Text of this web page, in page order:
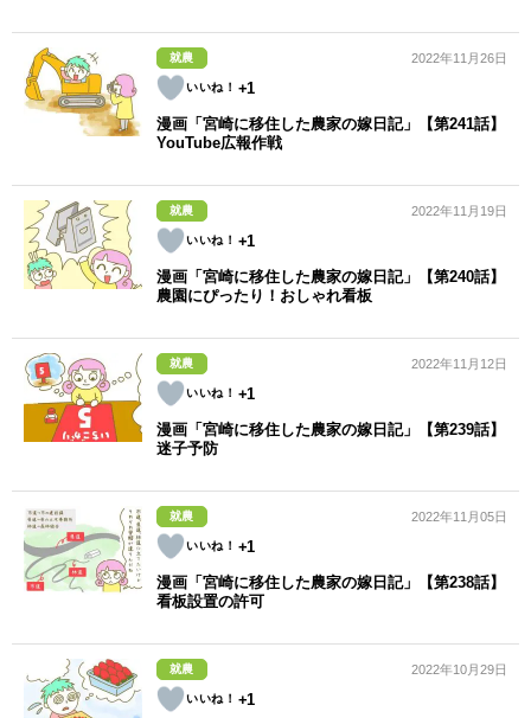
就農
+1
2022年11月26日
漫画「宮崎に移住した農家の嫁日記」【第241話】
YouTube広報作戦
就農
+1
2022年11月19日
漫画「宮崎に移住した農家の嫁日記」【第240話】
農園にぴったり！おしゃれ看板
就農
+1
2022年11月12日
漫画「宮崎に移住した農家の嫁日記」【第239話】
迷子予防
就農
+1
2022年11月05日
漫画「宮崎に移住した農家の嫁日記」【第238話】
看板設置の許可
就農
+1
2022年10月29日